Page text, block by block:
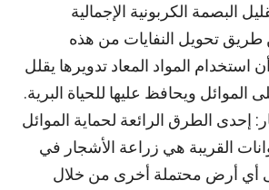
البصمة الكربونية الإجمالية
تحويل النفايات من هذه
استخدام المواد المعاد تدويرها يقلل
ويحافظ عليها للحياة البرية.
إحدى الطرق الرائعة لحماية الموائل
القريبة هي زراعة الأشجار في
أي أرض محتملة أخرى من خلال